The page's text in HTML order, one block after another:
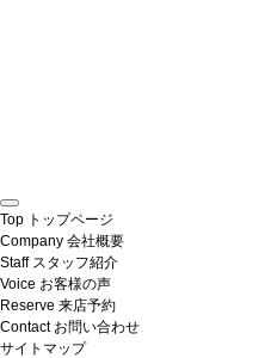
Top トップページ
Company 会社概要
Staff スタッフ紹介
Voice お客様の声
Reserve 来店予約
Contact お問い合わせ
サイトマップ